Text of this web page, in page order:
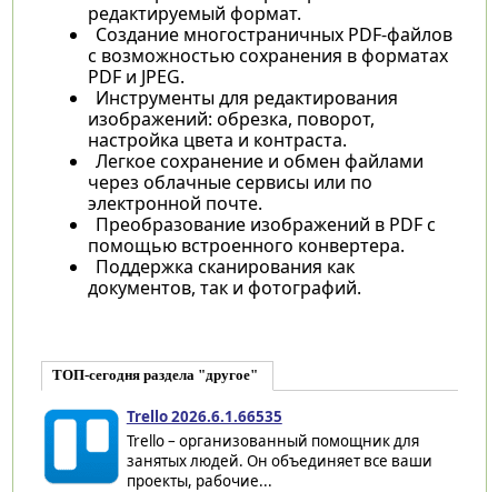
редактируемый формат.
Создание многостраничных PDF-файлов
с возможностью сохранения в форматах
PDF и JPEG.
Инструменты для редактирования
изображений: обрезка, поворот,
настройка цвета и контраста.
Легкое сохранение и обмен файлами
через облачные сервисы или по
электронной почте.
Преобразование изображений в PDF с
помощью встроенного конвертера.
Поддержка сканирования как
документов, так и фотографий.
ТОП-сегодня раздела "другое"
Trello 2026.6.1.66535
Trello – организованный помощник для
занятых людей. Он объединяет все ваши
проекты, рабочие...